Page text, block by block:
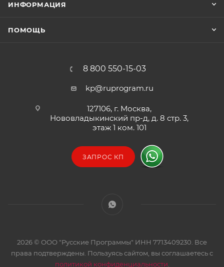
ИНФОРМАЦИЯ
ПОМОЩЬ
8 800 550-15-03
kp@ruprogram.ru
127106, г. Москва,
Нововладыкинский пр-д, д. 8 стр. 3,
этаж 1 ком. 101
ЗАПРОС КП
2026 © ООО "Русские Программы" ИНН 7713409230. Все
права подтверждены. Пользуясь сайтом, вы соглашаетесь с
политикой конфиденциальности